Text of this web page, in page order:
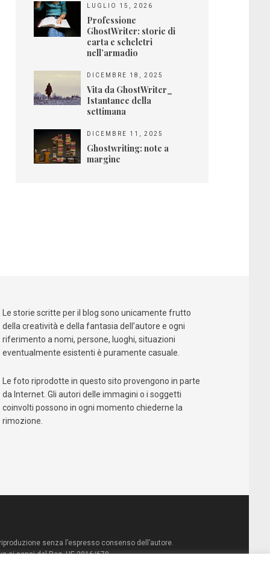
Amazon Mondadori Store
LUGLIO 15, 2026
Professione
GhostWriter: storie di
carta e scheletri
nell’armadio
DICEMBRE 18, 2025
Vita da GhostWriter_
Istantanee della
settimana
DICEMBRE 11, 2025
Ghostwriting: note a
margine
Le storie scritte per il blog sono unicamente frutto
della creatività e della fantasia dell’autore e ogni
riferimento a nomi, persone, luoghi, situazioni
eventualmente esistenti è puramente casuale.
Le foto riprodotte in questo sito provengono in parte
da Internet. Gli autori delle immagini o i soggetti
coinvolti possono in ogni momento chiederne la
rimozione.
senza l’espresso consenso dell’autore.
ai sensi del Reg. UE 2016/679